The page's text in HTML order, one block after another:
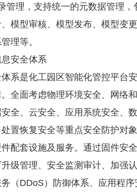
管理，支持统一的元数据管理，
模型审核、模型发布、模型变
理等。
息安全体系
系是化工园区智能化管控平台
全面考虑物理环境安全、网络
全、云安全、应用系统安全、
置恢复安全等重点安全防护对
配套设施及服务。通过固件安
级管理、安全监测审计、加强
（DDoS）防御体系、应用程